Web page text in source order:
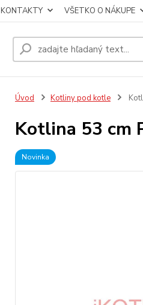
KONTAKTY VŠETKO O NÁKUPE
Úvod Kotliny pod kotle
Kotlina 53 cm
Novinka